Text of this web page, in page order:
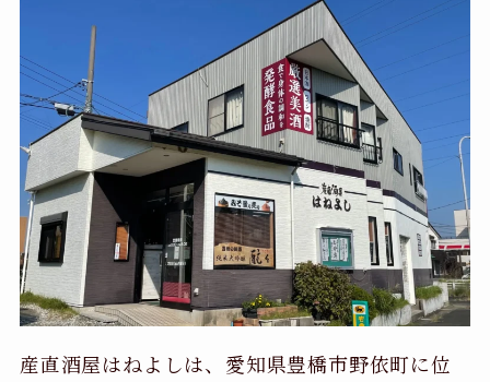
産直酒屋はねよしは、愛知県豊橋市野依町に位